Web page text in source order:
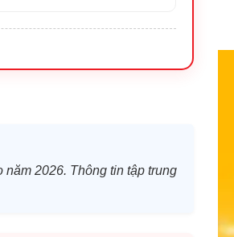
2026. Thông tin tập trung